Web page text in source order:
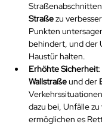
Straße zu
Punkten
behindert, und der
Haustür halten.
Erhöhte Sicherheit
Wallstraße und der
dazu bei, Unfälle
ermöglichen es